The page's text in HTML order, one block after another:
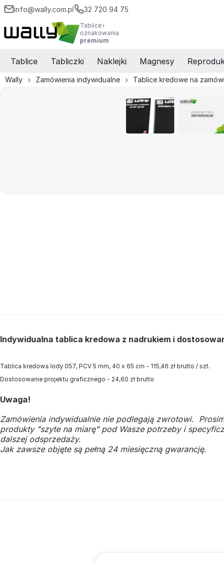
info@wally.com.pl 32 720 94 75
Tablice i
oznakowania
premium
Tablice Tabliczki Naklejki Magnesy
Wally Zamówienia indywidualne Tablice kredowe na
Indywidualna tablica kredowa z nadrukiem i
Tablica kredowa lody 057, PCV 5 mm, 40 x 65 cm - 115,46 zł brutto / szt.
Dostosowanie projektu graficznego - 24,60 zł brutto
Uwaga!
Zamówienia indywidualnie nie podlegają zwrotowi.
produkty "szyte na miarę" pod Wasze potrzeby i
dalszej odsprzedaży.
Jak zawsze objęte są pełną 24 miesięczną gwarancję.